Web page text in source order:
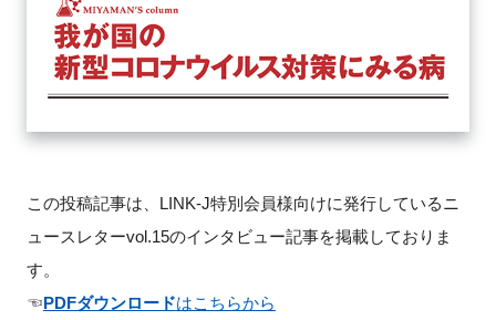
イベントお知らせメール登録
この投稿記事は、LINK-J特別会員様向けに発行しているニ
ュースレターvol.15のインタビュー記事を掲載しておりま
す。
☜ PDFダウンロードはこちらから